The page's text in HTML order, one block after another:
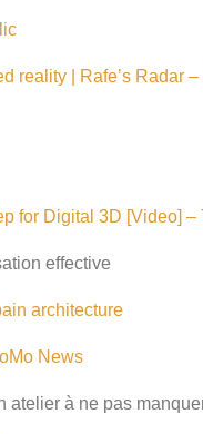
reality | Rafe’s Radar
for Digital 3D [Video] –
effective
architecture
News
atelier à ne pas